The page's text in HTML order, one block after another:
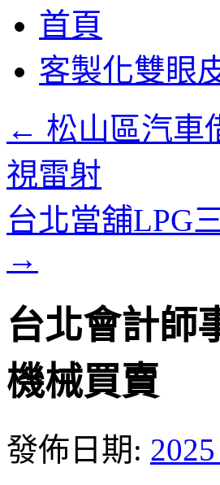
至
要
首頁
客製化雙眼
← 松山區汽車
視雷射
台北當舖LPG
→
台北會計師
機械買賣
發佈日期: